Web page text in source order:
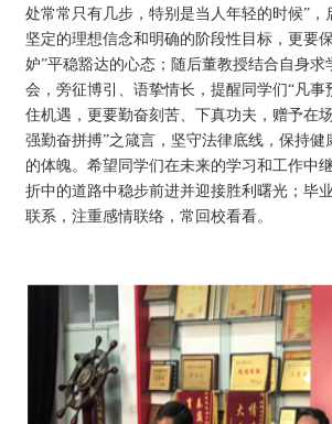
处常常只有几步，特别是当人年轻的时候”，
坚定的理想信念和明确的阶段性目标，更要
妒”平稳豁达的心态；随后董教授结合自身求
会，旁征博引、语挚情长，提醒同学们“凡事
住机遇，更要勤奋刻苦、下真功夫，赠予在
强勤奋拼搏”之箴言，坚守法律底线，保持健
的体魄。希望同学们在未来的学习和工作中
折中的道路中稳步前进并迎接胜利曙光；毕
联系，注重感情联络，常回校看看。